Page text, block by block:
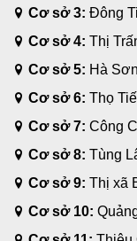
Cơ sở 3: Đông
Cơ sở 4: Thị
Cơ sở 5: Hà
Cơ sở 6: Thọ
Cơ sở 7: Công
Cơ sở 8: Tùng
Cơ sở 9: Thị xã
Cơ sở 10: